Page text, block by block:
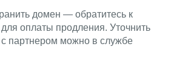
домен — обратитесь к
оплаты продления. Уточнить
с партнером можно в службе